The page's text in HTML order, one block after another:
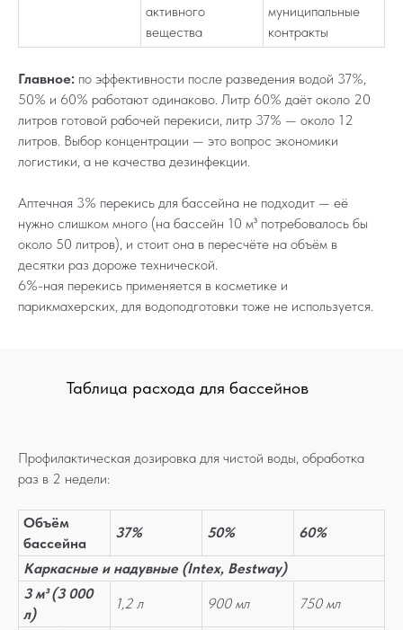
активного
вещества
муниципальные
контракты
Главное: по эффективности после разведения водой 37%,
50% и 60% работают одинаково. Литр 60% даёт около 20
литров готовой рабочей перекиси, литр 37% — около 12
литров. Выбор концентрации — это вопрос экономики
логистики, а не качества дезинфекции.
Аптечная 3% перекись для бассейна не подходит — её
нужно слишком много (на бассейн 10 м³ потребовалось бы
около 50 литров), и стоит она в пересчёте на объём в
десятки раз дороже технической.
6%-ная перекись применяется в косметике и
парикмахерских, для водоподготовки тоже не используется.
Таблица расхода для бассейнов
Профилактическая дозировка для чистой воды, обработка
раз в 2 недели:
Объём
бассейна
37% 50% 60%
Каркасные и надувные (Intex, Bestway)
3 м³ (3 000
л)
1,2 л 900 мл 750 мл